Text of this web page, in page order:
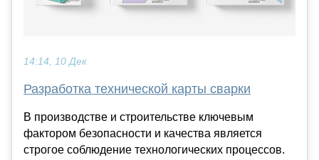
14:14, 10 Дек
Разработка технической карты сварки
В производстве и строительстве ключевым
фактором безопасности и качества является
строгое соблюдение технологических процессов.